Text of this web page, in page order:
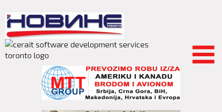
main
content